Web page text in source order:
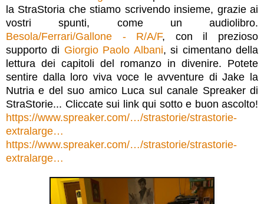
la StraStoria che stiamo scrivendo insieme, grazie ai
vostri spunti, come un audiolibro.
Besola/Ferrari/Gallone - R/A/F, con il prezioso
supporto di Giorgio Paolo Albani, si cimentano della
lettura dei capitoli del romanzo in divenire. Potete
sentire dalla loro viva voce le avventure di Jake la
Nutria e del suo amico Luca sul canale Spreaker di
StraStorie... Cliccate sui link qui sotto e buon ascolto!
https://www.spreaker.com/…/strastorie/strastorie-
extralarge…
https://www.spreaker.com/…/strastorie/strastorie-
extralarge…